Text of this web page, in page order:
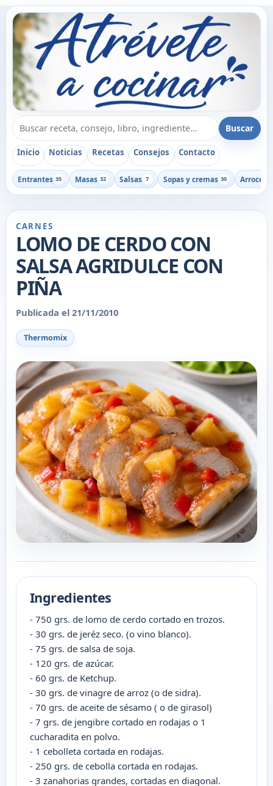
Buscar recetas, consejos o libros Buscar
Inicio Noticias Recetas Consejos Contacto
Entrantes 35 Masas 32 Salsas 7 Sopas y cremas 30 Arroces
CARNES
LOMO DE CERDO CON
SALSA AGRIDULCE CON
PIÑA
Publicada el 21/11/2010
Thermomix
Ingredientes
- 750 grs. de lomo de cerdo cortado en trozos.
- 30 grs. de jeréz seco. (o vino blanco).
- 75 grs. de salsa de soja.
- 120 grs. de azúcar.
- 60 grs. de Ketchup.
- 30 grs. de vinagre de arroz (o de sidra).
- 70 grs. de aceite de sésamo ( o de girasol)
- 7 grs. de jengibre cortado en rodajas o 1
cucharadita en polvo.
- 1 cebolleta cortada en rodajas.
- 250 grs. de cebolla cortada en rodajas.
- 3 zanahorias grandes, cortadas en diagonal.